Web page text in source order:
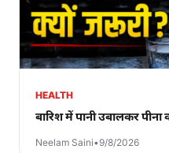
HEALTH
बारिश में पानी उबालकर
Neelam Saini•9/8/2026